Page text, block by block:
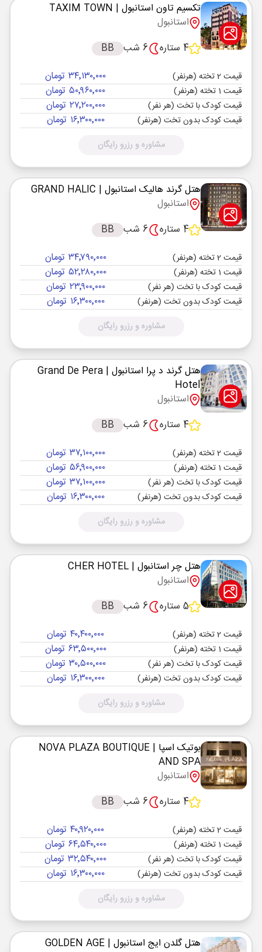
تکسیم تاون استانبول | TAXIM TOWN
استانبول
4 ستاره
6 شب BB
قیمت 2 تخته (هرنفر) ۳۴٬۱۳۰٬۰۰۰ تومان
قیمت 1 تخته (هرنفر) ۵۰٬۹۶۰٬۰۰۰ تومان
قیمت کودک با تخت (هر نفر) ۲۷٬۲۰۰٬۰۰۰ تومان
قیمت کودک بدون تخت (هرنفر) ۱۶٬۳۰۰٬۰۰۰ تومان
مشاوره و رزرو رایگان
هتل گرند هالیک استانبول | GRAND HALIC
استانبول
4 ستاره
6 شب BB
قیمت 2 تخته (هرنفر) ۳۴٬۷۹۰٬۰۰۰ تومان
قیمت 1 تخته (هرنفر) ۵۲٬۲۸۰٬۰۰۰ تومان
قیمت کودک با تخت (هر نفر) ۲۳٬۹۰۰٬۰۰۰ تومان
قیمت کودک بدون تخت (هرنفر) ۱۶٬۳۰۰٬۰۰۰ تومان
مشاوره و رزرو رایگان
هتل گرند د پرا استانبول | Grand De Pera
Hotel
استانبول
4 ستاره
6 شب BB
قیمت 2 تخته (هرنفر) ۳۷٬۱۰۰٬۰۰۰ تومان
قیمت 1 تخته (هرنفر) ۵۶٬۹۰۰٬۰۰۰ تومان
قیمت کودک با تخت (هر نفر) ۳۷٬۱۰۰٬۰۰۰ تومان
قیمت کودک بدون تخت (هرنفر) ۱۶٬۳۰۰٬۰۰۰ تومان
مشاوره و رزرو رایگان
هتل چر استانبول | CHER HOTEL
استانبول
5 ستاره
6 شب BB
قیمت 2 تخته (هرنفر) ۴۰٬۴۰۰٬۰۰۰ تومان
قیمت 1 تخته (هرنفر) ۶۳٬۵۰۰٬۰۰۰ تومان
قیمت کودک با تخت (هر نفر) ۳۰٬۵۰۰٬۰۰۰ تومان
قیمت کودک بدون تخت (هرنفر) ۱۶٬۳۰۰٬۰۰۰ تومان
مشاوره و رزرو رایگان
بوتیک اسپا
| NOVA PLAZA BOUTIQUE
AND SPA
استانبول
4 ستاره
6 شب BB
قیمت 2 تخته (هرنفر) ۴۰٬۹۲۰٬۰۰۰ تومان
قیمت 1 تخته (هرنفر) ۶۴٬۵۴۰٬۰۰۰ تومان
قیمت کودک با تخت (هر نفر) ۳۲٬۵۴۰٬۰۰۰ تومان
قیمت کودک بدون تخت (هرنفر) ۱۶٬۳۰۰٬۰۰۰ تومان
مشاوره و رزرو رایگان
هتل گلدن ایج استانبول | GOLDEN AGE